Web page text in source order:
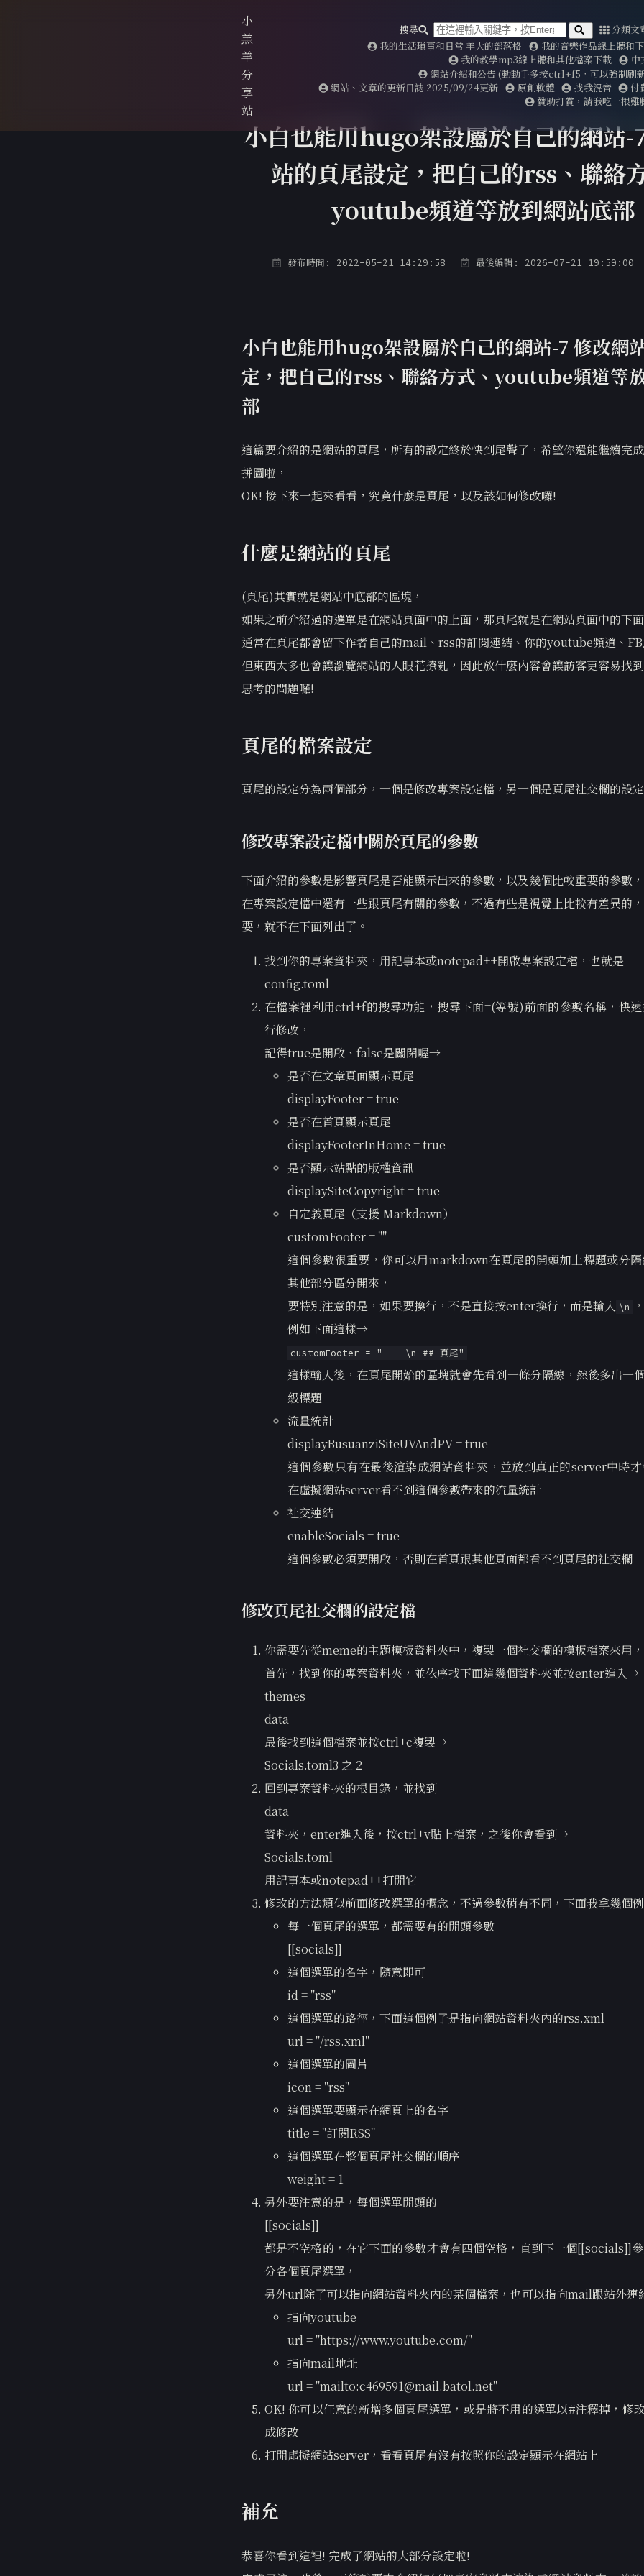
小
羔
羊
分
享
站
搜尋
分類文
我的生活瑣事和日常 羊大的部落格
我的音樂作品線上聽和
我的教學mp3線上聽和其他檔案下載
中
網站介紹和公告 (動動手多按ctrl+f5，可以強制刷
網站、文章的更新日誌 2025/09/24更新
原創軟體 找我混音
付
贊助打賞，請我吃一根雞
小白也能用hugo架設屬於自己的網站-
站的頁尾設定，把自己的rss、聯絡
youtube頻道等放到網站底部
發布時間: 2022-05-21 14:29:58 最後編輯: 2026-07-21 19:59:00
小白也能用hugo架設屬於自己的網站-7 修改網
定，把自己的rss、聯絡方式、youtube頻道等
部
這篇要介紹的是網站的頁尾，所有的設定終於快到尾聲了，希望你還能繼續完
拼圖啦，
OK! 接下來一起來看看，究竟什麼是頁尾，以及該如何修改囉!
什麼是網站的頁尾
(頁尾)其實就是網站中底部的區塊，
如果之前介紹過的選單是在網站頁面中的上面，那頁尾就是在網站頁面中的下
通常在頁尾都會留下作者自己的mail、rss的訂閱連結、你的youtube頻道、
但東西太多也會讓瀏覽網站的人眼花撩亂，因此放什麼內容會讓訪客更容易找
思考的問題囉!
頁尾的檔案設定
頁尾的設定分為兩個部分，一個是修改專案設定檔，另一個是頁尾社交欄的設
修改專案設定檔中關於頁尾的參數
下面介紹的參數是影響頁尾是否能顯示出來的參數，以及幾個比較重要的參數，
在專案設定檔中還有一些跟頁尾有關的參數，不過有些是視覺上比較有差異的
要，就不在下面列出了。
找到你的專案資料夾，用記事本或notepad++開啟專案設定檔，也就是
config.toml
在檔案裡利用ctrl+f的搜尋功能，搜尋下面=(等號)前面的參數名稱，快
行修改，
記得true是開啟、false是關閉喔→
是否在文章頁面顯示頁尾
displayFooter = true
是否在首頁顯示頁尾
displayFooterInHome = true
是否顯示站點的版權資訊
displaySiteCopyright = true
自定義頁尾（支援 Markdown）
customFooter = ""
這個參數很重要，你可以用markdown在頁尾的開頭加上標題或分
其他部分區分開來，
要特別注意的是，如果要換行，不是直接按enter換行，而是輸入 \n
，
例如下面這樣→
customFooter = "--- \n ## 頁尾"
這樣輸入後，在頁尾開始的區塊就會先看到一條分隔線，然後多出一
級標題
流量統計
displayBusuanziSiteUVAndPV = true
這個參數只有在最後渲染成網站資料夾，並放到真正的server中時
在虛擬網站server看不到這個參數帶來的流量統計
社交連結
enableSocials = true
這個參數必須要開啟，否則在首頁跟其他頁面都看不到頁尾的社交欄
修改頁尾社交欄的設定檔
你需要先從meme的主題模板資料夾中，複製一個社交欄的模板檔案來用，
首先，找到你的專案資料夾，並依序找下面這幾個資料夾並按enter進入→
themes
data
最後找到這個檔案並按ctrl+c複製→
Socials.toml3 之 2
回到專案資料夾的根目錄，並找到
data
資料夾，enter進入後，按ctrl+v貼上檔案，之後你會看到→
Socials.toml
用記事本或notepad++打開它
修改的方法類似前面修改選單的概念，不過參數稍有不同，下面我拿幾個
每一個頁尾的選單，都需要有的開頭參數
[[socials]]
這個選單的名字，隨意即可
id = "rss"
這個選單的路徑，下面這個例子是指向網站資料夾內的rss.xml
url = "/rss.xml"
這個選單的圖片
icon = "rss"
這個選單要顯示在網頁上的名字
title = "訂閱RSS"
這個選單在整個頁尾社交欄的順序
weight = 1
另外要注意的是，每個選單開頭的
[[socials]]
都是不空格的，在它下面的參數才會有四個空格，直到下一個[[socials]]
分各個頁尾選單，
另外url除了可以指向網站資料夾內的某個檔案，也可以指向mail跟站外
指向youtube
url = "https://www.youtube.com/"
指向mail地址
url = "mailto:c469591@mail.batol.net"
OK! 你可以任意的新增多個頁尾選單，或是將不用的選單以#注釋掉，修
成修改
打開虛擬網站server，看看頁尾有沒有按照你的設定顯示在網站上
補充
恭喜你看到這裡! 完成了網站的大部分設定啦!